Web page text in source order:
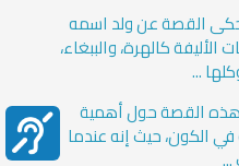
القصة عن ولد اسمه
كالهرة، والببغاء،
...
هذه القصة حول أهمية
في الكون، حيث إنه عندما